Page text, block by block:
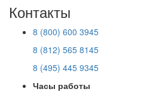
Контакты
8 (800) 600 3945
8 (812) 565 8145
8 (495) 445 9345
Часы работы